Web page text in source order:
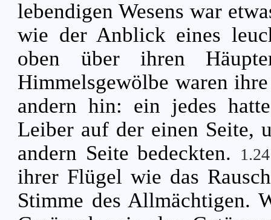
lebendigen Wesens war
wie der Anblick eines
oben über ihren
Himmelsgewölbe waren
andern hin: ein jedes
Leiber auf der einen Seite,
andern Seite bedeckten.
ihrer Flügel wie das
Stimme des Allmächtigen.